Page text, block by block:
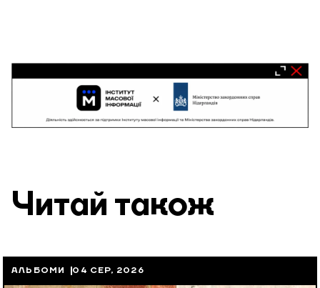
Читай також
АЛЬБОМИ 04 СЕР, 2026